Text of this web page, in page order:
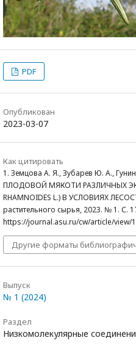
PDF
Опубликован
2023-03-07
Как цитировать
1. Земцова А. Я., Зубарев Ю. А.,
ПЛОДОВОЙ МЯКОТИ РАЗЛИЧНЫХ
RHAMNOIDES L.) В УСЛОВИЯХ
растительного сырья, 2023. № 1. С.
https://journal.asu.ru/cw/article/view/
Другие форматы
Выпуск
№ 1 (2024)
Раздел
Низкомолекулярные